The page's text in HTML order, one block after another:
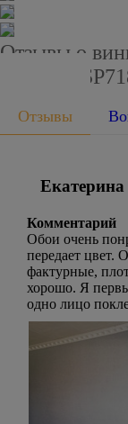
Отзывы о
SIMPLE
Отзывы
Комментарий
Обои очень
передает цвет.
фактурные,
хорошо. Я
одно лицо